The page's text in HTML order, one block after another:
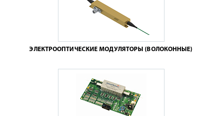
ЭЛЕКТРООПТИЧЕСКИЕ МОДУЛЯТОРЫ (ВОЛОКОННЫЕ)